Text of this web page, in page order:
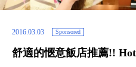
2016.03.03 Sponsored
舒適的愜意飯店推薦!!